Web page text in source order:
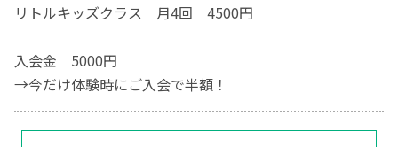
リトルキッズクラス 月4回 4500円
入会金 5000円
→今だけ体験時にご入会で半額！